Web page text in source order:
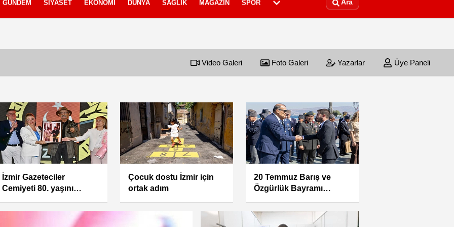
GÜNDEM SIYASET EKONOMI DÜNYA SAĞLIK MAGAZIN SPOR Ara
Video Galeri Foto Galeri Yazarlar Üye Paneli
Meslek Fabrikası’na gitti,
50’sinden sonra hayatı
İzmir’in ömrü uzatan
pazarı: Ekopazar İzmir
“Şehrin Panoları” İzmir
Şato’da hayat buldu